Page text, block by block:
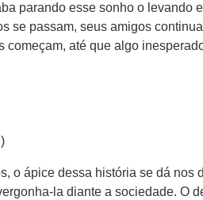
parando esse sonho o
se passam, seus amigos
começam, até que algo
o ápice dessa história se dá
la diante a sociedade. O